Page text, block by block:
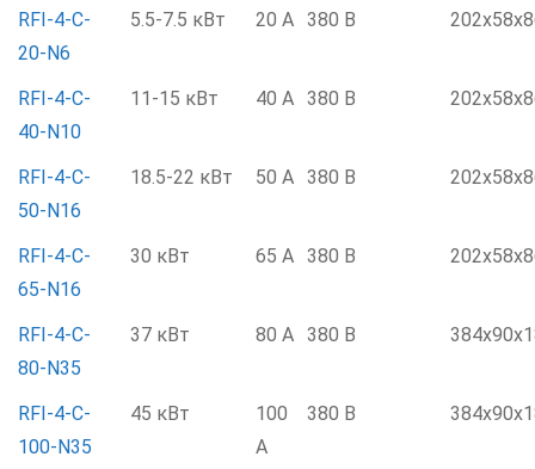
RFI-4-C-
20-N6
5.5-7.5 кВт 20 А 380 В
RFI-4-C-
40-N10
11-15 кВт 40 А 380 В
RFI-4-C-
50-N16
18.5-22 кВт 50 А 380 В
RFI-4-C-
65-N16
30 кВт 65 А 380 В
RFI-4-C-
80-N35
37 кВт 80 А 380 В
RFI-4-C-
100-N35
45 кВт
100
А
380 В